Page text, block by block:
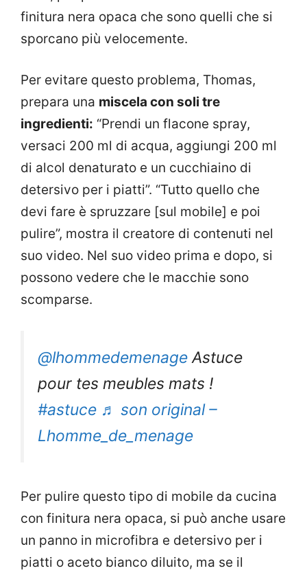
finitura nera opaca che sono quelli che si
sporcano più velocemente.
Per evitare questo problema, Thomas,
prepara una miscela con soli tre
ingredienti: “Prendi un flacone spray,
versaci 200 ml di acqua, aggiungi 200 ml
di alcol denaturato e un cucchiaino di
detersivo per i piatti”. “Tutto quello che
devi fare è spruzzare [sul mobile] e poi
pulire”, mostra il creatore di contenuti nel
suo video. Nel suo video prima e dopo, si
possono vedere che le macchie sono
scomparse.
@lhommedemenageAstuce
pour tes meubles mats !
#astuce ♬ son original –
Lhomme_de_menage
Per pulire questo tipo di mobile da cucina
con finitura nera opaca, si può anche usare
un panno in microfibra e detersivo per i
piatti o aceto bianco diluito, ma se il